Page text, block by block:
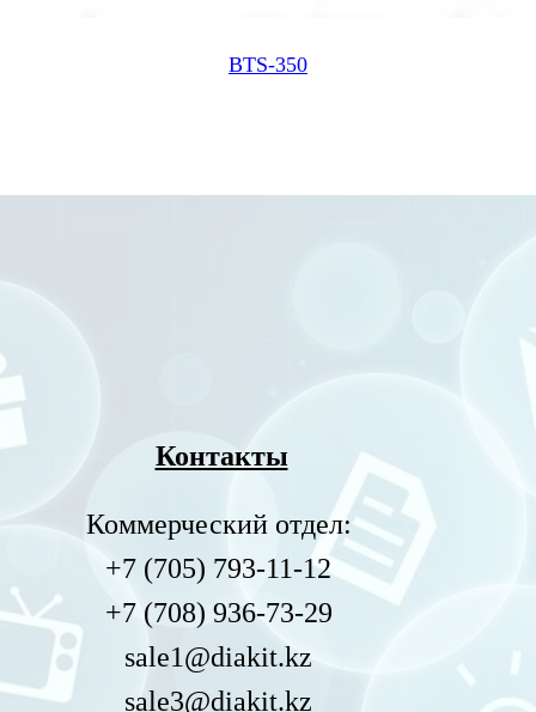
BTS-350
Контакты
Коммерческий отдел:
+7 (705) 793-11-12
+7 (708) 936-73-29
sale1@diakit.kz
sale3@diakit.kz